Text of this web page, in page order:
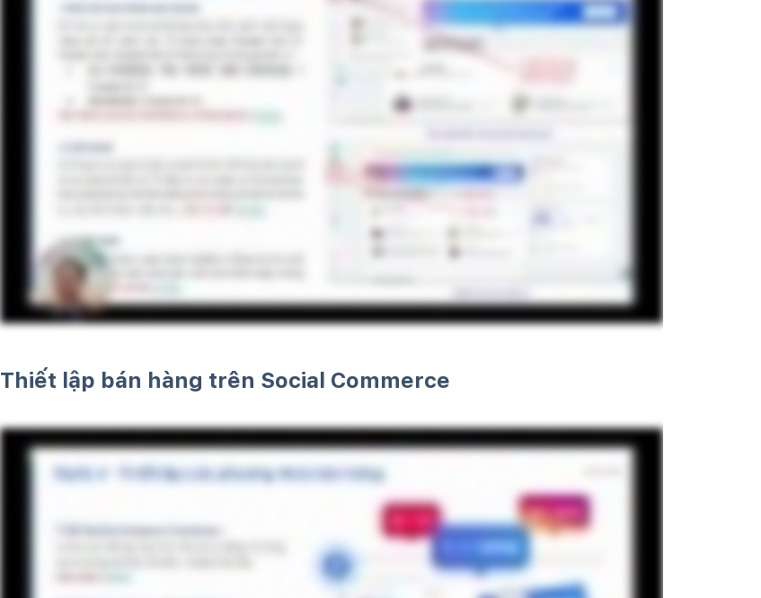
Thiết lập bán hàng trên Social Commerce